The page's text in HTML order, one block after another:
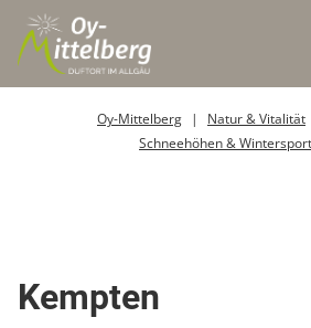
Oy-Mittelberg Natur & Vitalität
Schneehöhen &
Kempten